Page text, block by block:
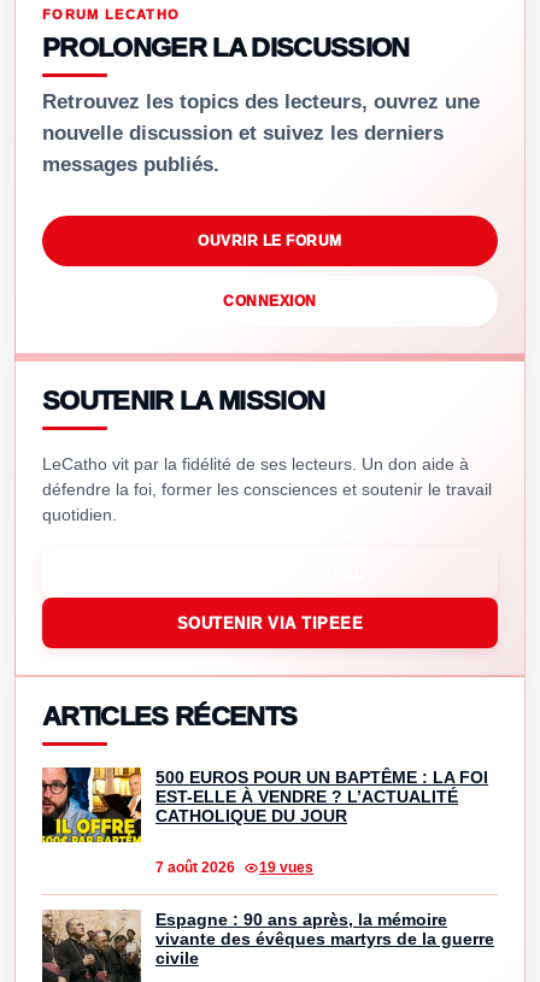
FORUM LECATHO
PROLONGER LA DISCUSSION
Retrouvez les topics des lecteurs, ouvrez une
nouvelle discussion et suivez les derniers
messages publiés.
OUVRIR LE FORUM
CONNEXION
SOUTENIR LA MISSION
LeCatho vit par la fidélité de ses lecteurs. Un don aide à
défendre la foi, former les consciences et soutenir le travail
quotidien.
SOUTENIR VIA TIPEEE
ARTICLES RÉCENTS
500 EUROS POUR UN BAPTÊME : LA FOI
EST-ELLE À VENDRE ? L’ACTUALITÉ
CATHOLIQUE DU JOUR
7 août 2026 19 vues
Espagne : 90 ans après, la mémoire
vivante des évêques martyrs de la guerre
civile